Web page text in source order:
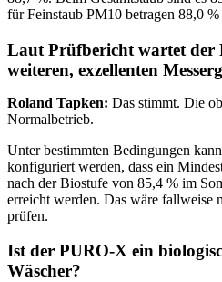
für Feinstaub PM10 betragen 88,0
Laut Prüfbericht wartet der
weiteren, exzellenten
Roland Tapken: Das stimmt. Die
Normalbetrieb.
Unter bestimmten Bedingungen
konfiguriert werden, dass ein
nach der Biostufe von 85,4 % im
erreicht werden. Das wäre fallweise
prüfen.
Ist der PURO-X ein
Wäscher?